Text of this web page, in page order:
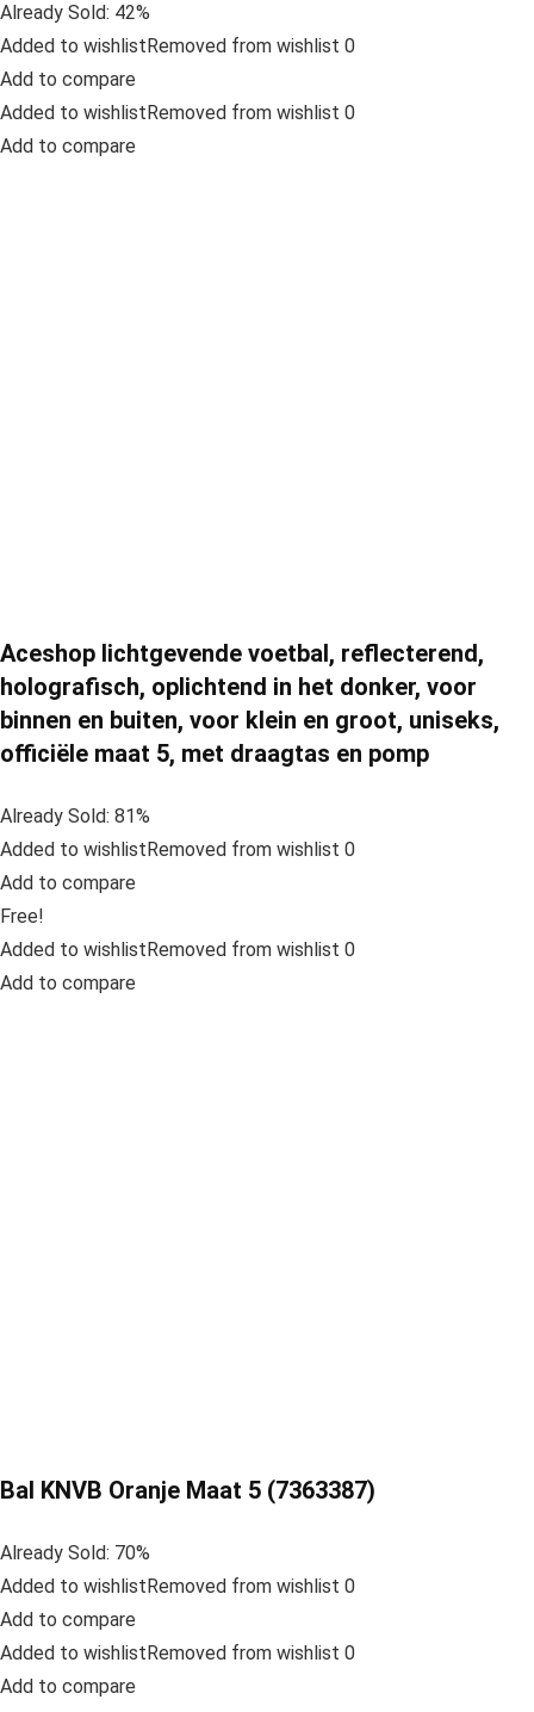
Already Sold: 42%
Added to wishlistRemoved from wishlist 0
Add to compare
Added to wishlistRemoved from wishlist 0
Add to compare
Aceshop lichtgevende voetbal, reflecterend,
holografisch, oplichtend in het donker, voor
binnen en buiten, voor klein en groot, uniseks,
officiële maat 5, met draagtas en pomp
Already Sold: 81%
Added to wishlistRemoved from wishlist 0
Add to compare
Free!
Added to wishlistRemoved from wishlist 0
Add to compare
Bal KNVB Oranje Maat 5 (7363387)
Already Sold: 70%
Added to wishlistRemoved from wishlist 0
Add to compare
Added to wishlistRemoved from wishlist 0
Add to compare